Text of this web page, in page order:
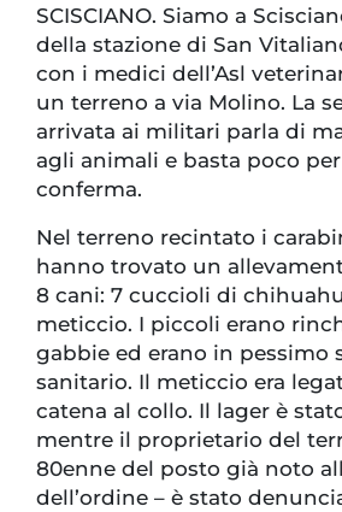
SCISCIANO. Siamo a
della stazione di San
con i medici dell’Asl
un terreno a via Molino. La
arrivata ai militari parla di
agli animali e basta poco
conferma.
Nel terreno recintato i
hanno trovato un
8 cani: 7 cuccioli di
meticcio. I piccoli erano
gabbie ed erano in pessimo
sanitario. Il meticcio era
catena al collo. Il lager è
mentre il proprietario del
80enne del posto già noto
dell’ordine – è stato